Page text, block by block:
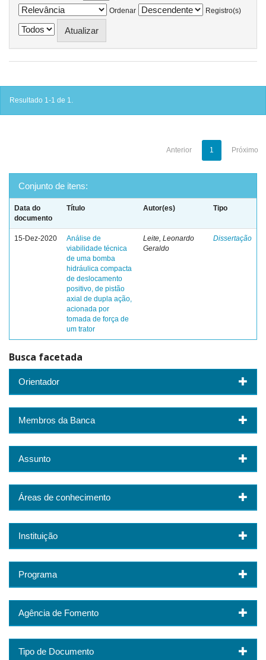
Ordenar
Registro(s)
Resultado 1-1 de 1.
Anterior 1 Próximo
Conjunto de itens:
Data do
documento
Título Autor(es) Tipo
15-Dez-2020
Análise de
viabilidade técnica
de uma bomba
hidráulica compacta
de deslocamento
positivo, de pistão
axial de dupla ação,
acionada por
tomada de força de
um trator
Leite, Leonardo
Geraldo
Dissertação
Busca facetada
Orientador
Membros da Banca
Assunto
Áreas de conhecimento
Instituição
Programa
Agência de Fomento
Tipo de Documento